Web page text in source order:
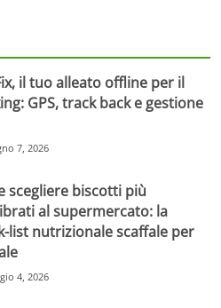
il tuo alleato offline per il
GPS, track back e gestione
7, 2026
scegliere biscotti più
al supermercato: la
list nutrizionale scaffale per
4, 2026